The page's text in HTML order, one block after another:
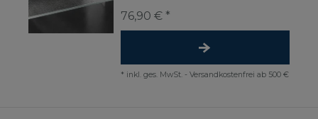
76,90 € *
* inkl. ges. MwSt. - Versandkostenfrei ab 500 €